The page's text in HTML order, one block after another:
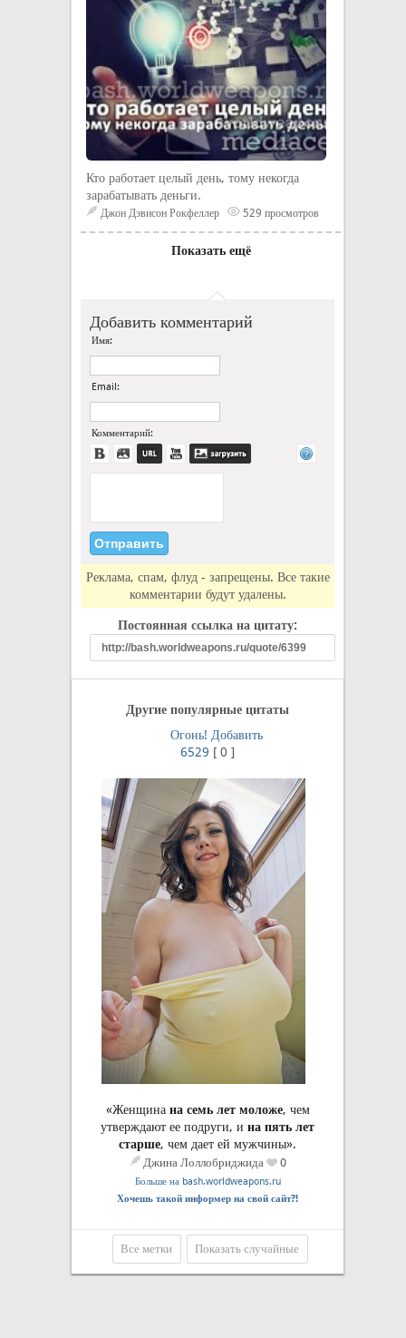
Кто работает целый день, тому некогда
зарабатывать деньги.
Джон Дэвисон Рокфеллер 529 просмотров
Показать ещё
Добавить комментарий
Имя:
Email:
Комментарий:
Реклама, спам, флуд - запрещены. Все такие
комментарии будут удалены.
Постоянная ссылка на цитату:
Другие популярные цитаты
Огонь! Добавить
6529 [ 0 ]
«Женщина на семь лет моложе, чем
утверждают ее подруги, и на пять лет
старше, чем дает ей мужчины».
Джина Лоллобриджида 0
Больше на bash.worldweapons.ru
Хочешь такой информер на свой сайт?!
Все метки Показать случайные